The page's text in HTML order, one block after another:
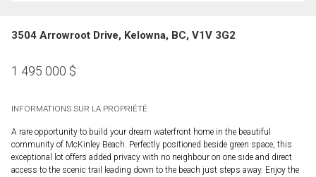
3504 Arrowroot Drive, Kelowna, BC, V1V 3G2
1 495 000 $
INFORMATIONS SUR LA PROPRIÉTÉ
A rare opportunity to build your dream waterfront home in the beautiful
community of McKinley Beach. Perfectly positioned beside green space, this
exceptional lot offers added privacy with no neighbour on one side and direct
access to the scenic trail leading down to the beach just steps away. Enjoy the